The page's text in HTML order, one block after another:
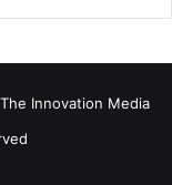
The Innovation Media